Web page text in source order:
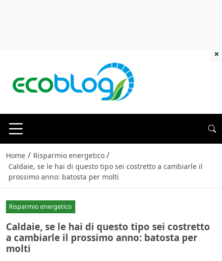
Home / Risparmio energetico /
Caldaie, se le hai di questo tipo sei costretto a cambiarle il
prossimo anno: batosta per molti
Risparmio energetico
Caldaie, se le hai di questo tipo sei costretto
a cambiarle il prossimo anno: batosta per
molti
×